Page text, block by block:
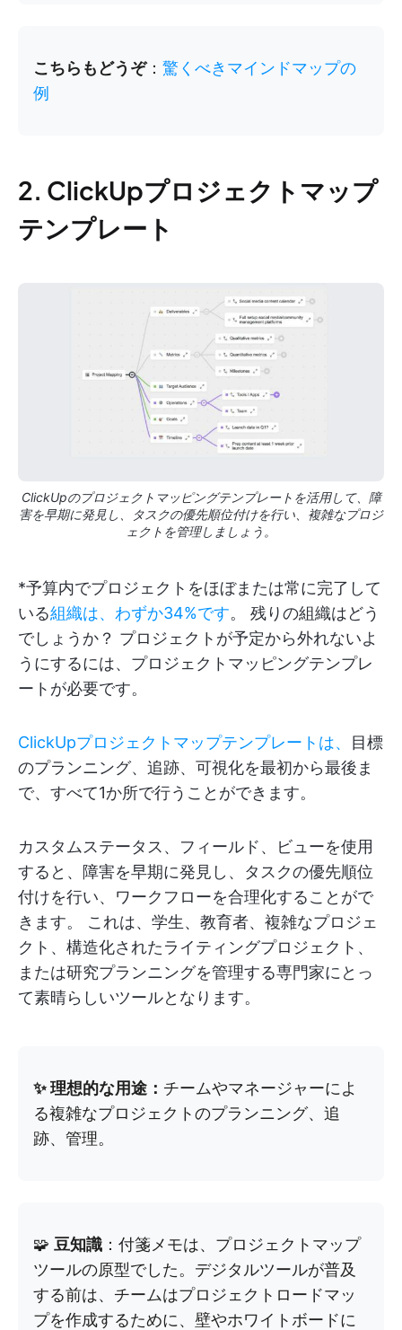
こちらもどうぞ： 驚くべきマインドマップの
例
2. ClickUpプロジェクトマップ
テンプレート
ClickUpのプロジェクトマッピングテンプレートを活用して、障
害を早期に発見し、タスクの優先順位付けを行い、複雑なプロジ
ェクトを管理しましょう。
*予算内でプロジェクトをほぼまたは常に完了して
いる組織は、わずか34%です。 残りの組織はどう
でしょうか？ プロジェクトが予定から外れないよ
うにするには、プロジェクトマッピングテンプレ
ートが必要です。
ClickUpプロジェクトマップテンプレートは、 目標
のプランニング、追跡、可視化を最初から最後ま
で、すべて1か所で行うことができます。
カスタムステータス、フィールド、ビューを使用
すると、障害を早期に発見し、タスクの優先順位
付けを行い、ワークフローを合理化することがで
きます。 これは、学生、教育者、複雑なプロジェ
クト、構造化されたライティングプロジェクト、
または研究プランニングを管理する専門家にとっ
て素晴らしいツールとなります。
✨ 理想的な用途： チームやマネージャーによ
る複雑なプロジェクトのプランニング、追
跡、管理。
🧩 豆知識 ：付箋メモは、プロジェクトマップ
ツールの原型でした。デジタルツールが普及
する前は、チームはプロジェクトロードマッ
プを作成するために、壁やホワイトボードに